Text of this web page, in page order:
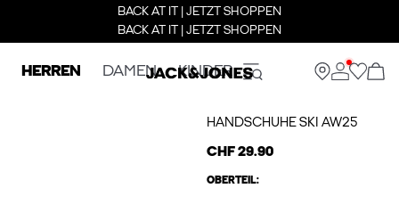
BACK AT IT | JETZT SHOPPEN
BACK AT IT | JETZT SHOPPEN
HERREN DAMEN KINDER
HANDSCHUHE SKI AW25
CHF 29.90
OBERTEIL: